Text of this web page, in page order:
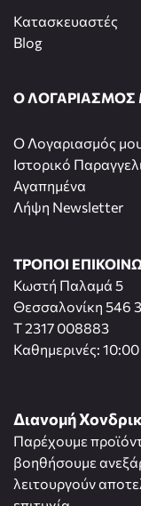
Κατασκευαστές
Blog
Ο ΛΟΓΑΡΙΑΣΜΟΣ
O Λογαριασμός
Ιστορικό
Αγαπημένα
Λήψη Newsletter
ΤΡΟΠΟΙ
Κωστή Παλαμά 5
Θεσσαλονίκη 546
T 2317 008883
Καθημερινές:
Διανομή
Παρέχουμε
βοηθήσουμε
λειτουργούν